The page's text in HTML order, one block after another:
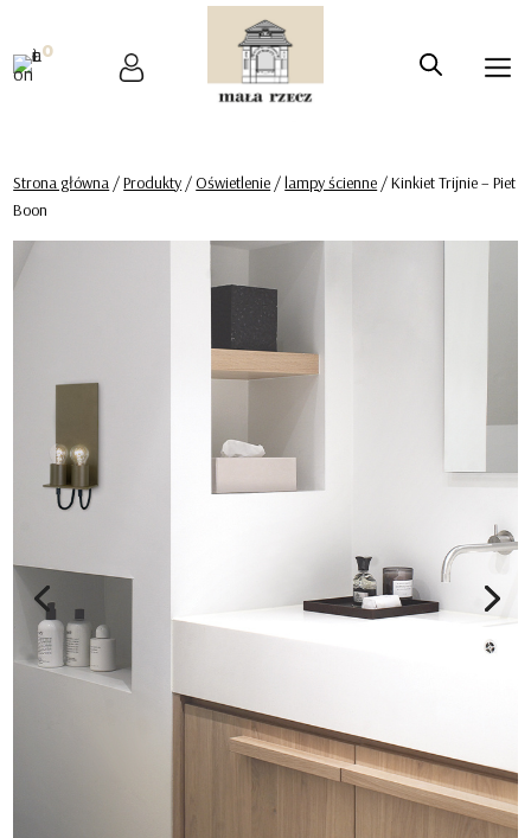
0
Strona główna /Produkty /Oświetlenie /lampy ścienne / Kinkiet Trijnie – Piet
Boon